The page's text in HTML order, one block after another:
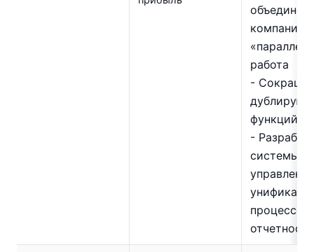
компаний
работа
-
функций
-
системы
процессов
отчетности